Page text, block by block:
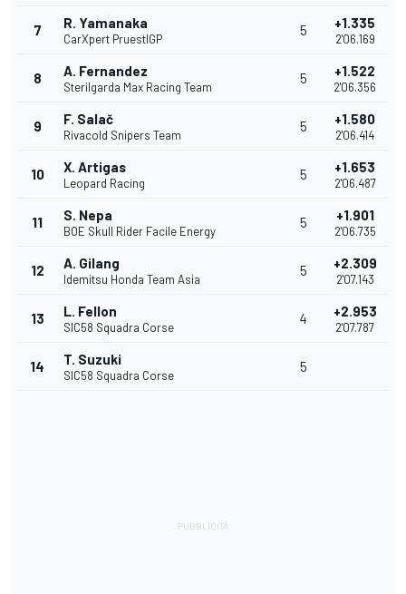
7 R. Yamanaka
CarXpert PruestlGP
5 +1.335
2'06.169
8 A. Fernandez
Sterilgarda Max Racing Team
5 +1.522
2'06.356
9 F. Salač
Rivacold Snipers Team
5 +1.580
2'06.414
10 X. Artigas
Leopard Racing
5 +1.653
2'06.487
11 S. Nepa
BOE Skull Rider Facile Energy
5 +1.901
2'06.735
12 A. Gilang
Idemitsu Honda Team Asia
5 +2.309
2'07.143
13 L. Fellon
SIC58 Squadra Corse
4 +2.953
2'07.787
14 T. Suzuki
SIC58 Squadra Corse
5